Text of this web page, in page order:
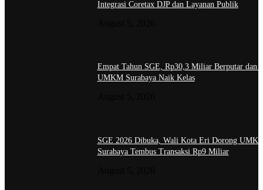
Integrasi Coretax DJP dan Layanan Publik
Empat Tahun SGE, Rp30,3 Miliar Berputar dan
UMKM Surabaya Naik Kelas
SGE 2026 Dibuka, Wali Kota Eri Dorong
Surabaya Tembus Transaksi Rp9 Miliar